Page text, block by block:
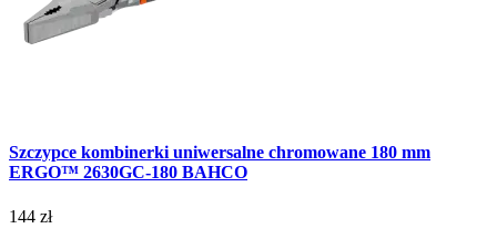
Szczypce kombinerki uniwersalne chromowane 180 mm
ERGO™ 2630GC-180 BAHCO
144 zł